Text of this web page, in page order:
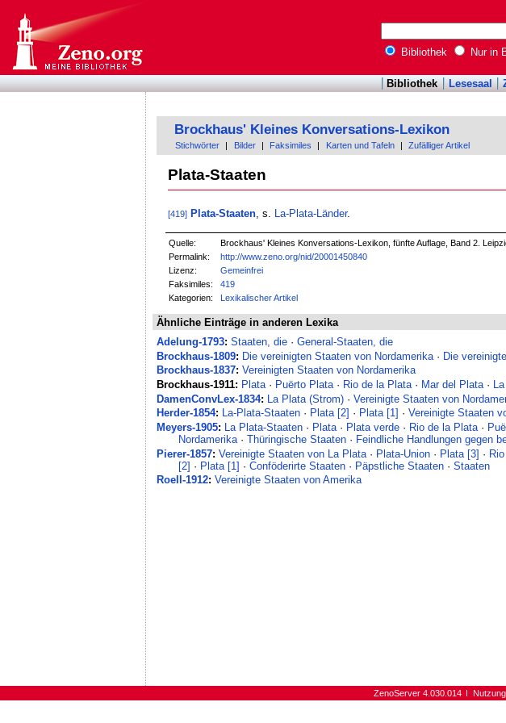
Bibliothek Nur in
Bibliothek Lesesaal
Brockhaus' Kleines Konversations-Lexikon
Stichwörter Bilder Faksimiles Karten und Tafeln Zufälliger Artikel
Plata-Staaten
[419] Plata-Staaten, s. La-Plata-Länder.
Quelle:
Brockhaus' Kleines Konversations-Lexikon, fünfte Auflage, Band 2.
Permalink:
http://www.zeno.org/nid/20001450840
Lizenz:
Gemeinfrei
Faksimiles:
419
Kategorien:
Lexikalischer Artikel
Ähnliche Einträge in anderen Lexika
Adelung-1793: Staaten, die ·General-Staaten, die
Brockhaus-1809: Die vereinigten Staaten von Nordamerika · Die
Brockhaus-1837: Vereinigten Staaten von Nordamerika
Brockhaus-1911: Plata· Puërto Plata· Rio de la Plata· Mar del Plata·
DamenConvLex-1834: La Plata (Strom) ·Vereinigte Staaten von
Herder-1854: La-Plata-Staaten · Plata [2] · Plata [1] ·Vereinigte Staaten
Meyers-1905: La Plata-Staaten · Plata· Plata verde · Rio de la Plata·
Nordamerika· Thüringische Staaten· Feindliche Handlungen gegen
Pierer-1857: Vereinigte Staaten von La Plata · Plata-Union · Plata [3] ·
[2] · Plata [1] · Conföderirte Staaten· Päpstliche Staaten· Staaten
Roell-1912: Vereinigte Staaten von Amerika
ZenoServer 4.030.014